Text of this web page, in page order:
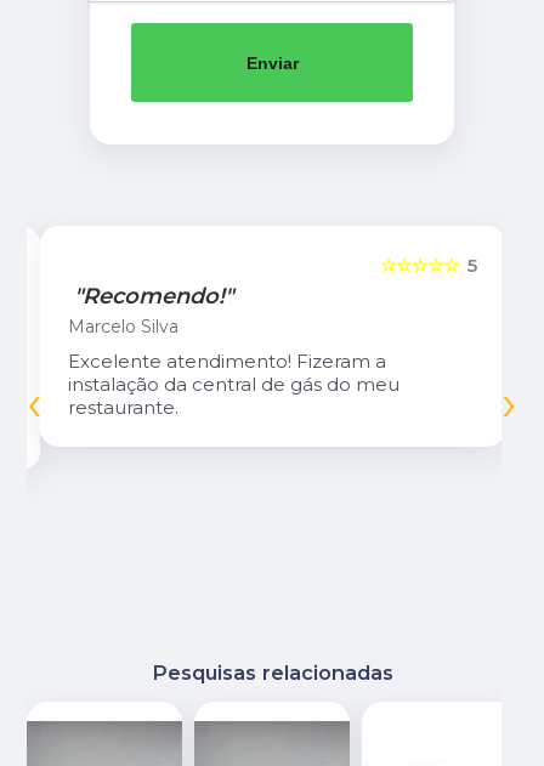
Enviar
5
☆☆☆☆☆
"Recomendo!"
Marcelo Silva
Excelente atendimento! Fizeram a
instalação da central de gás do meu
restaurante.
‹ ›
Pesquisas relacionadas